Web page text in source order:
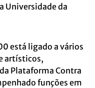
Universidade da
está ligado a vários
artísticos,
Plataforma Contra
funções em